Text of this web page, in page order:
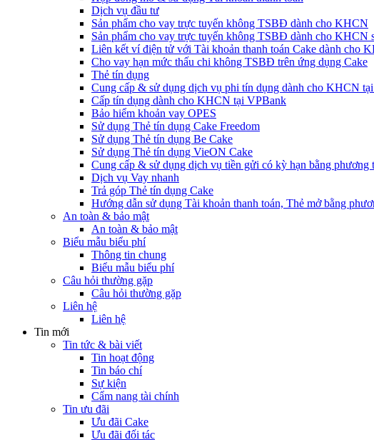
Dịch vụ đầu tư
Sản phẩm cho vay trực tuyến không TSBĐ dành cho KHCN
Sản phẩm cho vay trực tuyến không TSBĐ dành cho KHCN
Liên kết ví điện tử với Tài khoản thanh toán Cake dành cho
Cho vay hạn mức thấu chi không TSBĐ trên ứng dụng Cake
Thẻ tín dụng
Cung cấp & sử dụng dịch vụ phi tín dụng dành cho KHCN
Cấp tín dụng dành cho KHCN tại VPBank
Bảo hiểm khoản vay OPES
Sử dụng Thẻ tín dụng Cake Freedom
Sử dụng Thẻ tín dụng Be Cake
Sử dụng Thẻ tín dụng VieON Cake
Cung cấp & sử dụng dịch vụ tiền gửi có kỳ hạn bằng phương
Dịch vụ Vay nhanh
Trả góp Thẻ tín dụng Cake
Hướng dẫn sử dụng Tài khoản thanh toán, Thẻ mở bằng
An toàn & bảo mật
An toàn & bảo mật
Biểu mẫu biểu phí
Thông tin chung
Biểu mẫu biểu phí
Câu hỏi thường gặp
Câu hỏi thường gặp
Liên hệ
Liên hệ
Tin mới
Tin tức & bài viết
Tin hoạt động
Tin báo chí
Sự kiện
Cẩm nang tài chính
Tin ưu đãi
Ưu đãi Cake
Ưu đãi đối tác